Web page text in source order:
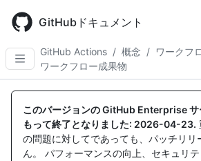
main
content
GitHubドキュメント
GitHub Actions / 概念 / ワークフ
ワークフロー成果物
このバージョンの GitHub Enterprise サ
もって終了となりました: 2026-04-23.
の問題に対してであっても、パッチリリ
ん。 パフォーマンスの向上、セキュリ